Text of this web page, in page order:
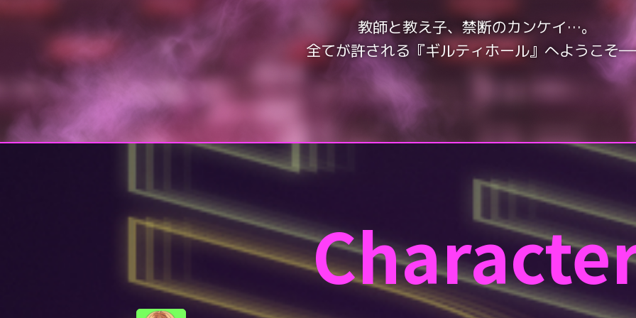
教師と教え子、禁断のカンケイ…。
全てが許される『ギルティホール』へようこそ